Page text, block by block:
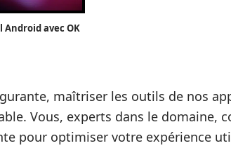
avec OK
maîtriser les outils de nos
Vous, experts dans le domaine,
pour optimiser votre expérience